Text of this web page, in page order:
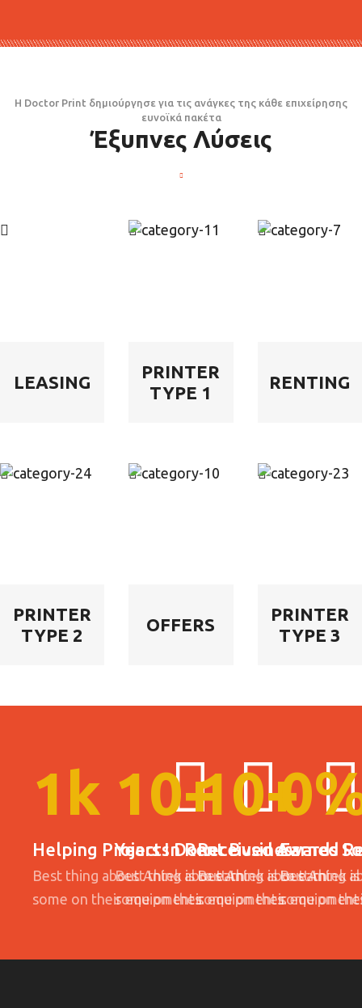
Η Doctor Print δημιούργησε για τις ανάγκες της κάθε επιχείρησης
ευνοϊκά πακέτα
Έξυπνες Λύσεις
LEASING
PRINTER
TYPE 1
RENTING
PRINTER
TYPE 2
OFFERS
PRINTER
TYPE 3
1k
Helping Projects Done
Best thing about Antek is to earn
some on their equipments.
10+
Years In Rent Business
Best thing about Antek is to earn
some on their equipments.
10+
Received Awards
Best thing about Antek
some on their
0
Earned
Best thing
some on